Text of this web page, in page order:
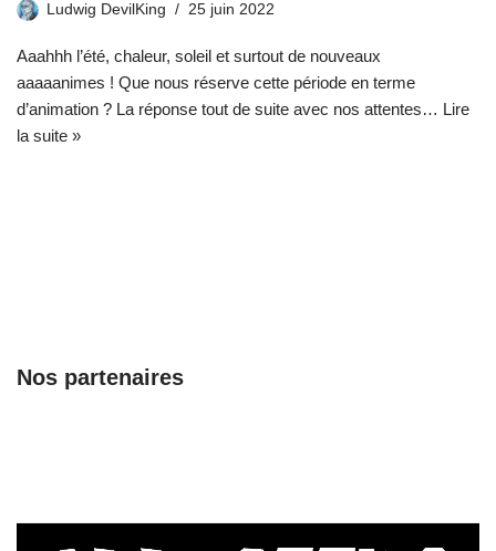
Ludwig DevilKing 25 juin 2022
Aaahhh l’été, chaleur, soleil et surtout de nouveaux
aaaaanimes ! Que nous réserve cette période en terme
d’animation ? La réponse tout de suite avec nos attentes… Lire
la suite »
Nos partenaires